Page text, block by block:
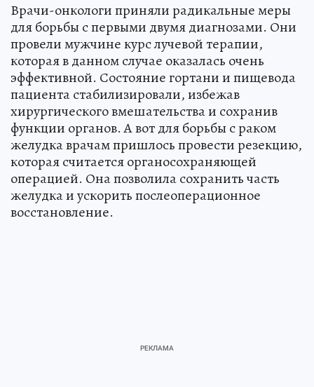
Врачи-онкологи приняли радикальные меры
для борьбы с первыми двумя диагнозами. Они
провели мужчине курс лучевой терапии,
которая в данном случае оказалась очень
эффективной. Состояние гортани и пищевода
пациента стабилизировали, избежав
хирургического вмешательства и сохранив
функции органов. А вот для борьбы с раком
желудка врачам пришлось провести резекцию,
которая считается органосохраняющей
операцией. Она позволила сохранить часть
желудка и ускорить послеоперационное
восстановление.